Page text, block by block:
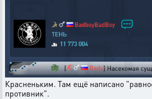
Красненьким. Там ещё написано
противник".